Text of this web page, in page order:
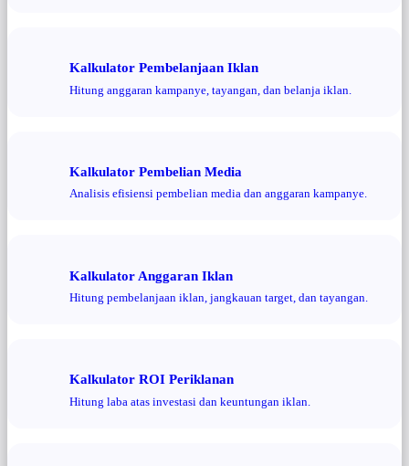
Kalkulator Pembelanjaan Iklan
Hitung anggaran kampanye, tayangan, dan belanja iklan.
Kalkulator Pembelian Media
Analisis efisiensi pembelian media dan anggaran kampanye.
Kalkulator Anggaran Iklan
Hitung pembelanjaan iklan, jangkauan target, dan tayangan.
Kalkulator ROI Periklanan
Hitung laba atas investasi dan keuntungan iklan.